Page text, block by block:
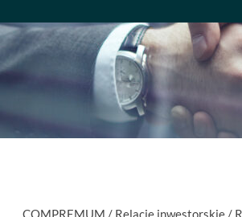
COMPREMUM / Relacje inwestorskie /